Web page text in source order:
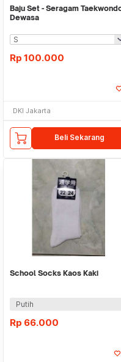
Baju Set - Seragam
Dewasa
Rp 100.000
DKI Jakarta
Beli Sekarang
School Socks Kaos Kaki
Putih
Rp 66.000